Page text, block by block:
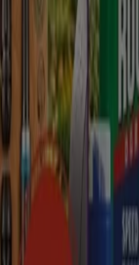
Utgår den 18/8
Exklusiva fynd
Utgår den 18/8Skuggarvet